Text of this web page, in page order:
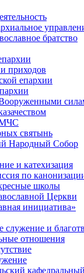
братство
приходов
епархии
МЧС
святынь
Народный Собор
и катехизация
по
школы
Церкви
инициатива»
служение и
отношения